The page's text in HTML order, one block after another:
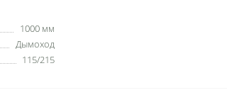
1000 мм
Дымоход
115/215